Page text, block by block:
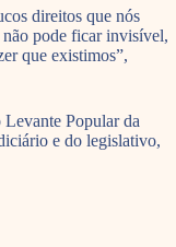
direitos que nós
pode ficar invisível,
que existimos”,
Levante Popular da
e do legislativo,